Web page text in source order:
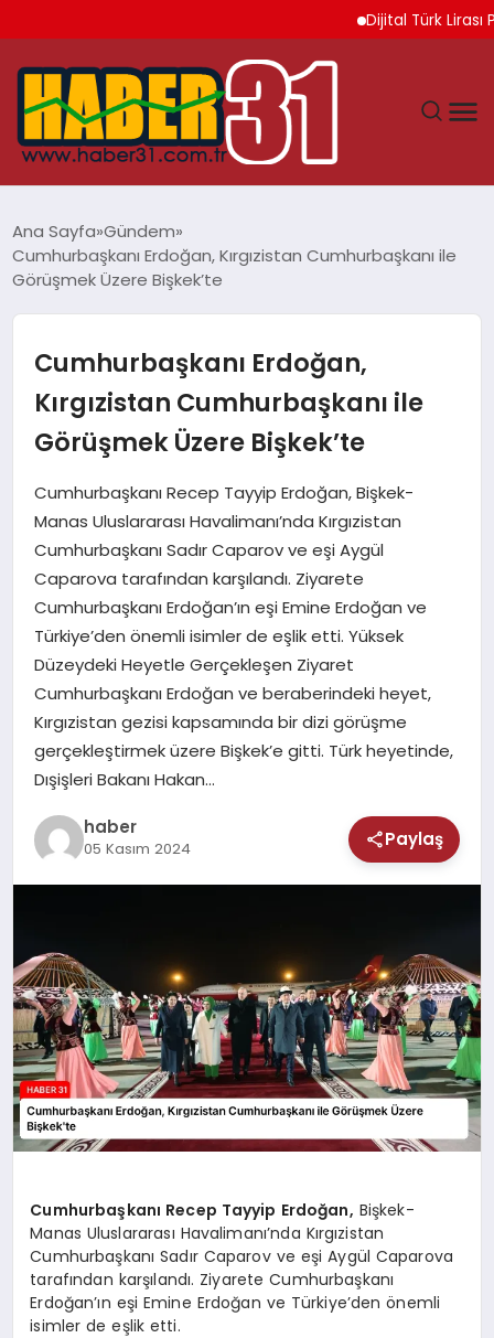
Dijital Türk Lirası
HATAY
GÜNDEM
MAGAZIN
SAĞLIK
TEKNOLOJI
Ana Sayfa Gündem
Cumhurbaşkanı Erdoğan, Kırgızistan Cumhurbaşkanı ile
Görüşmek Üzere Bişkek’te
Cumhurbaşkanı Erdoğan,
Kırgızistan Cumhurbaşkanı ile
Görüşmek Üzere Bişkek’te
Cumhurbaşkanı Recep Tayyip Erdoğan, Bişkek-
Manas Uluslararası Havalimanı’nda Kırgızistan
Cumhurbaşkanı Sadır Caparov ve eşi Aygül
Caparova tarafından karşılandı. Ziyarete
Cumhurbaşkanı Erdoğan’ın eşi Emine Erdoğan ve
Türkiye’den önemli isimler de eşlik etti. Yüksek
Düzeydeki Heyetle Gerçekleşen Ziyaret
Cumhurbaşkanı Erdoğan ve beraberindeki heyet,
Kırgızistan gezisi kapsamında bir dizi görüşme
gerçekleştirmek üzere Bişkek’e gitti. Türk heyetinde,
Dışişleri Bakanı Hakan…
haber
05 Kasım 2024 Paylaş
Cumhurbaşkanı Recep Tayyip Erdoğan, Bişkek-
Manas Uluslararası Havalimanı’nda Kırgızistan
Cumhurbaşkanı Sadır Caparov ve eşi Aygül Caparova
tarafından karşılandı. Ziyarete Cumhurbaşkanı
Erdoğan’ın eşi Emine Erdoğan ve Türkiye’den önemli
isimler de eşlik etti.